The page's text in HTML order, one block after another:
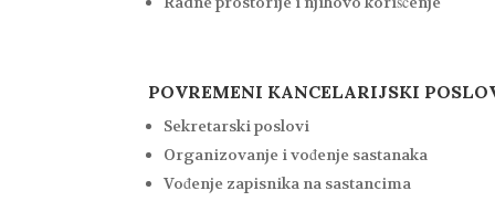
POVREMENI KANCELARIJSKI
Sekretarski poslovi
Organizovanje i vođenje sastanaka
Vođenje zapisnika na sastancima